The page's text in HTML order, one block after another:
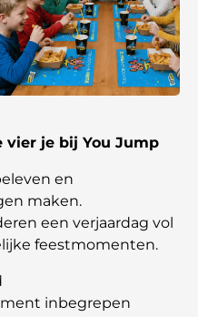
vier je bij You Jump
en
maken.
een verjaardag vol
feestmomenten.
inbegrepen